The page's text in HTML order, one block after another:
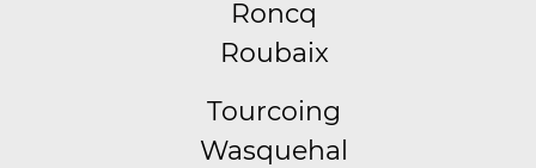
Roncq
Roubaix
Tourcoing
Wasquehal